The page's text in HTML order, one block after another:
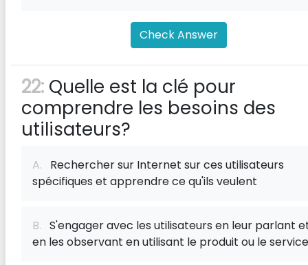
Check Answer
22: Quelle est la clé pour
comprendre les besoins des
utilisateurs?
A. Rechercher sur Internet sur ces utilisateurs
spécifiques et apprendre ce qu'ils veulent
B. S'engager avec les utilisateurs en leur parlant
en les observant en utilisant le produit ou le service